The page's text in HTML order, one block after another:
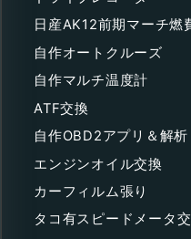
日産AK12前期マーチ燃
自作オートクルーズ
自作マルチ温度計
ATF交換
自作OBD2アプリ＆解析
エンジンオイル交換
カーフィルム張り
タコ有スピードメータ